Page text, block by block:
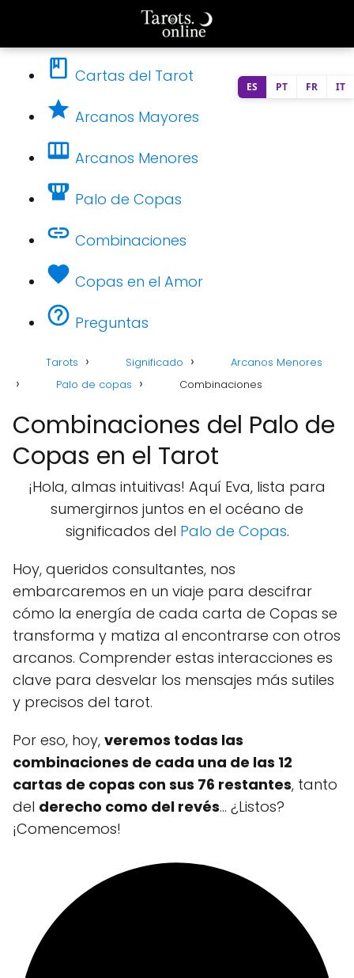
Cartas del Tarot
Arcanos Mayores
Arcanos Menores
Palo de Copas
Combinaciones
Copas en el Amor
Preguntas
Tarots Significado
Arcanos Menores
Palo de copas
Combinaciones
Combinaciones del Palo de
Copas en el Tarot
¡Hola, almas intuitivas! Aquí Eva, lista para
sumergirnos juntos en el océano de
significados del Palo de Copas.
Hoy, queridos consultantes, nos
embarcaremos en un viaje para descifrar
cómo la energía de cada carta de Copas se
transforma y matiza al encontrarse con otros
arcanos. Comprender estas interacciones es
clave para desvelar los mensajes más sutiles
y precisos del tarot.
Por eso, hoy, veremos todas las
combinaciones de cada una de las 12
cartas de copas con sus 76 restantes, tanto
del derecho como del revés... ¿Listos?
¡Comencemos!
ES PT FR IT